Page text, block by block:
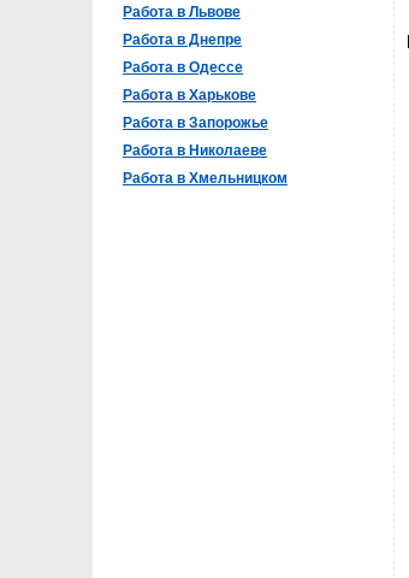
Работа в Львове
Работа в Днепре
Работа в Одессе
Работа в Харькове
Работа в Запорожье
Работа в Николаеве
Работа в Хмельницком